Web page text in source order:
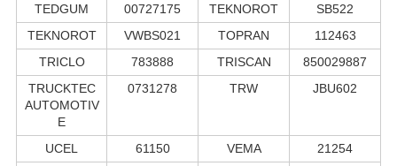
TEDGUM
00727175 TEKNOROT
SB522
TEKNOROT
VWBS021 TOPRAN
112463
TRICLO
783888 TRISCAN
850029887
TRUCKTEC
AUTOMOTIV
E
0731278 TRW JBU602
UCEL 61150 VEMA
21254